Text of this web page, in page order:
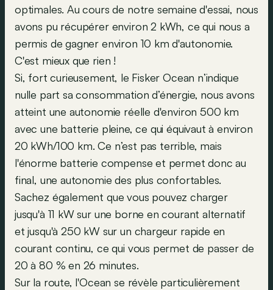
optimales. Au cours de notre semaine d'essai, nous
avons pu récupérer environ 2 kWh, ce qui nous a
permis de gagner environ 10 km d'autonomie.
C'est mieux que rien !
Si, fort curieusement, le Fisker Ocean n’indique
nulle part sa consommation d’énergie, nous avons
atteint une autonomie réelle d'environ 500 km
avec une batterie pleine, ce qui équivaut à environ
20 kWh/100 km. Ce n’est pas terrible, mais
l'énorme batterie compense et permet donc au
final, une autonomie des plus confortables.
Sachez également que vous pouvez charger
jusqu'à 11 kW sur une borne en courant alternatif
et jusqu'à 250 kW sur un chargeur rapide en
courant continu, ce qui vous permet de passer de
20 à 80 % en 26 minutes.
Sur la route, l'Ocean se révèle particulièrement